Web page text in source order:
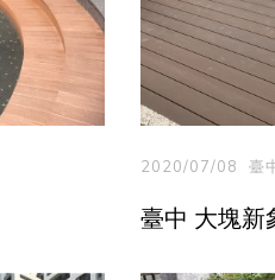
2020/07/08 臺
臺中 大塊新